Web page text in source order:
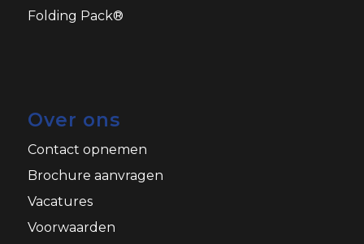
Folding Pack®
Over ons
Contact opnemen
Brochure aanvragen
Vacatures
Voorwaarden